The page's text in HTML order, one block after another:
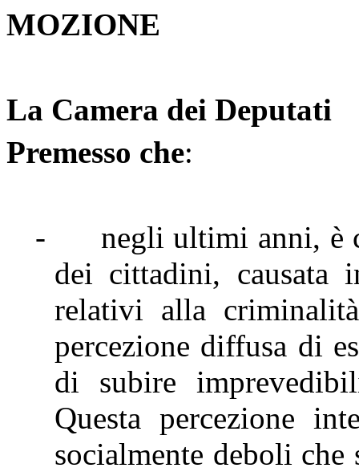
MOZIONE
La Camera dei Deputati
Premesso che:
-
negli ultimi anni, è
dei cittadini, causata
relativi alla
percezione diffusa di
di subire
Questa percezione
socialmente deboli